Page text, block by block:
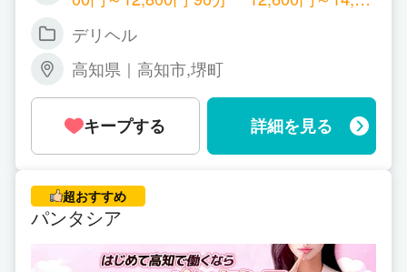
800円～22,800円 再指名料金 +1000円 オ
のポイント制。頑張れば頑張るほど給与
が上がります。 延長10分 1,800円 特別指
名料金 +2000から4000円 以上 ルックス
に自信がある方はお申し付けください。
責任も持って売り出します！ 罰金、雑費
ん。
デリヘル
高知県｜高知市,堺町
キープする 詳細を見る
超おすすめ
パンタシア